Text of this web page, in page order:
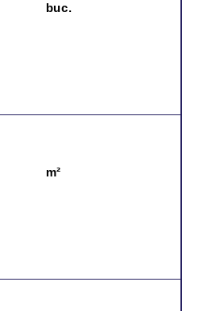
buc.
m²